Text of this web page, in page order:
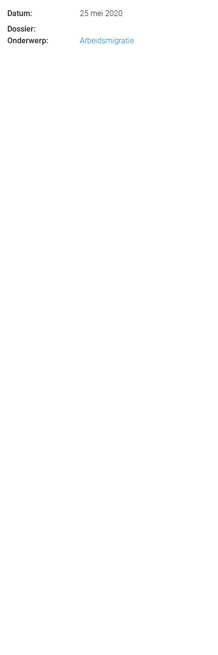
Datum:
25 mei 2020
Dossier:
Onderwerp:
Arbeidsmigratie